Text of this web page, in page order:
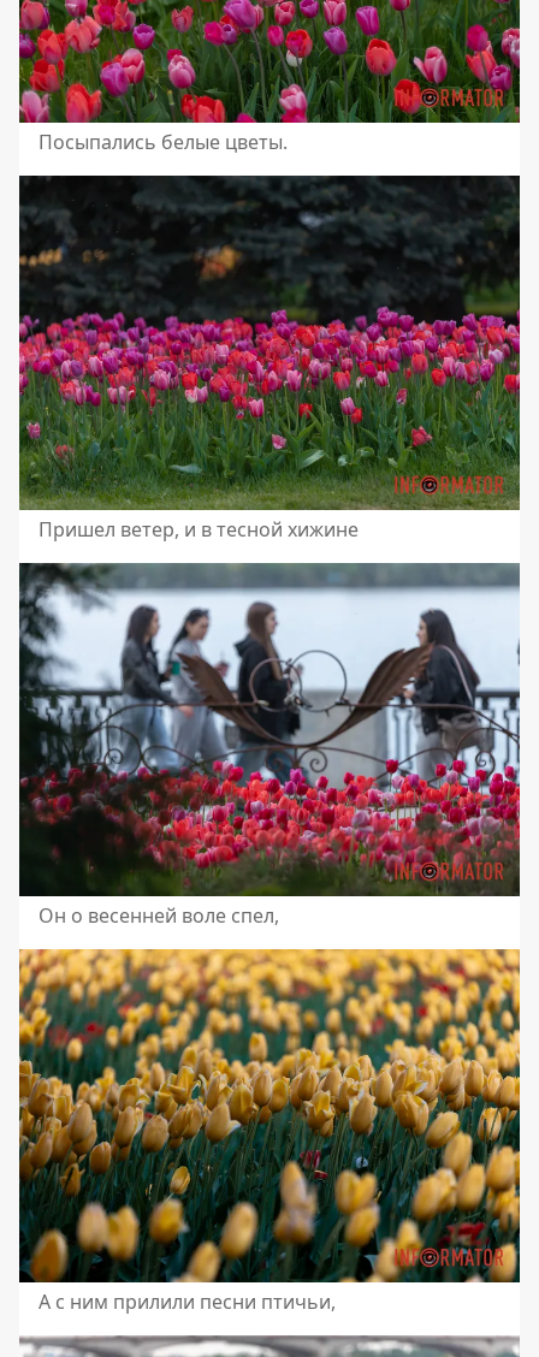
Посыпались белые цветы.
Пришел ветер, и в тесной хижине
Он о весенней воле спел,
А с ним прилили песни птичьи,